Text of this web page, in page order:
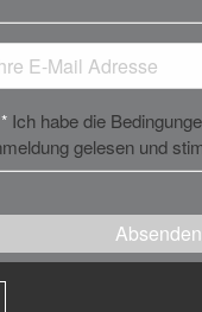
* Ich habe die
gelesen und
Absenden